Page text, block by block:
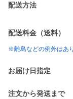
配送方法
配送料金（送料）
※離島などの例外はあ
お届け日指定
注文から発送まで